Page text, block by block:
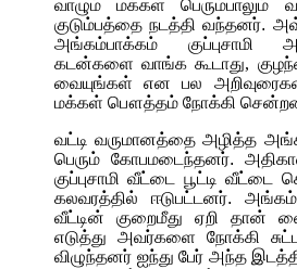
வாழும் மக்கள் பெரும்பாலும்
குடும்பத்தை நடத்தி வந்தனர்.
அங்கம்பாக்கம் குப்புசாமி
கடன்களை வாங்க கூடாது,
வையுங்கள் என பல
மக்கள் பௌத்தம் நோக்கி
வட்டி வருமானத்தை அழித்த
பெரும் கோபமடைந்தனர்.
குப்புசாமி வீட்டை பூட்டி வீட்டை
கலவரத்தில் ஈடுபட்டனர்.
வீட்டின் குறைமீது ஏறி தான்
எடுத்து அவர்களை நோக்கி
விழுந்தனர் ஐந்து பேர் அந்த